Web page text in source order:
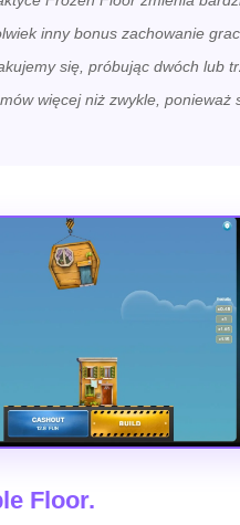
inny bonus zachowanie
się, próbując dwóch lub
więcej niż zwykle, ponieważ
Floor.